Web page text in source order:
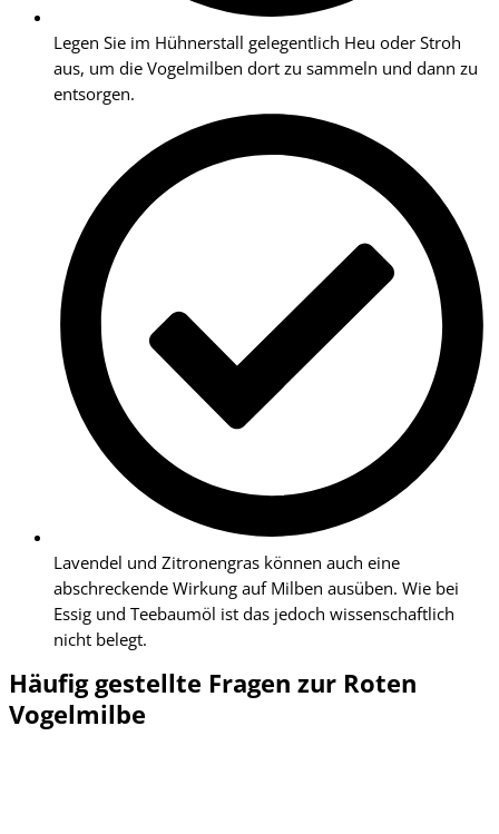
Legen Sie im Hühnerstall gelegentlich Heu oder Stroh
aus, um die Vogelmilben dort zu sammeln und dann zu
entsorgen.
Lavendel und Zitronengras können auch eine
abschreckende Wirkung auf Milben ausüben. Wie bei
Essig und Teebaumöl ist das jedoch wissenschaftlich
nicht belegt.
Häufig gestellte Fragen zur Roten
Vogelmilbe